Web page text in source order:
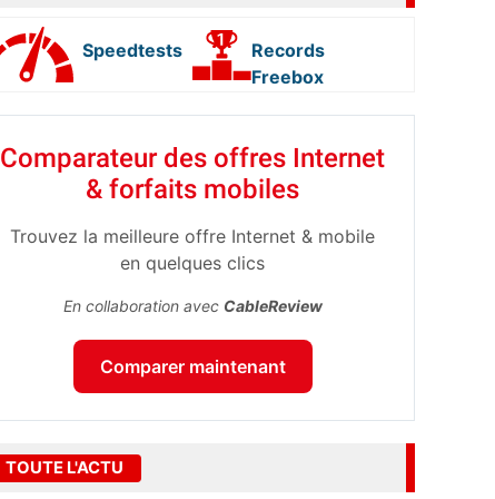
Speedtests
Records
Freebox
Comparateur des offres Internet
& forfaits mobiles
Trouvez la meilleure offre Internet & mobile
en quelques clics
En collaboration avec CableReview
Comparer maintenant
TOUTE L'ACTU